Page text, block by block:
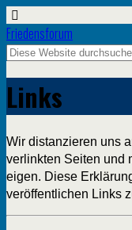
Friedensforum
Links
Wir distanzieren uns
verlinkten Seiten und
eigen. Diese
veröffentlichen Links